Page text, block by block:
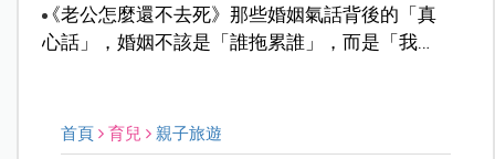
《老公怎麼還不去死》那些婚姻氣話背後的「真
心話」，婚姻不該是「誰拖累誰」，而是「我們
首頁 育兒 親子旅遊